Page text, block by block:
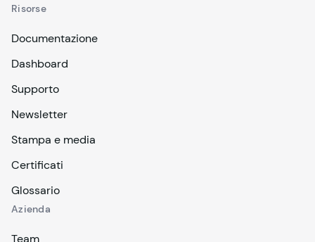
Risorse
Documentazione
Dashboard
Supporto
Newsletter
Stampa e media
Certificati
Glossario
Azienda
Team